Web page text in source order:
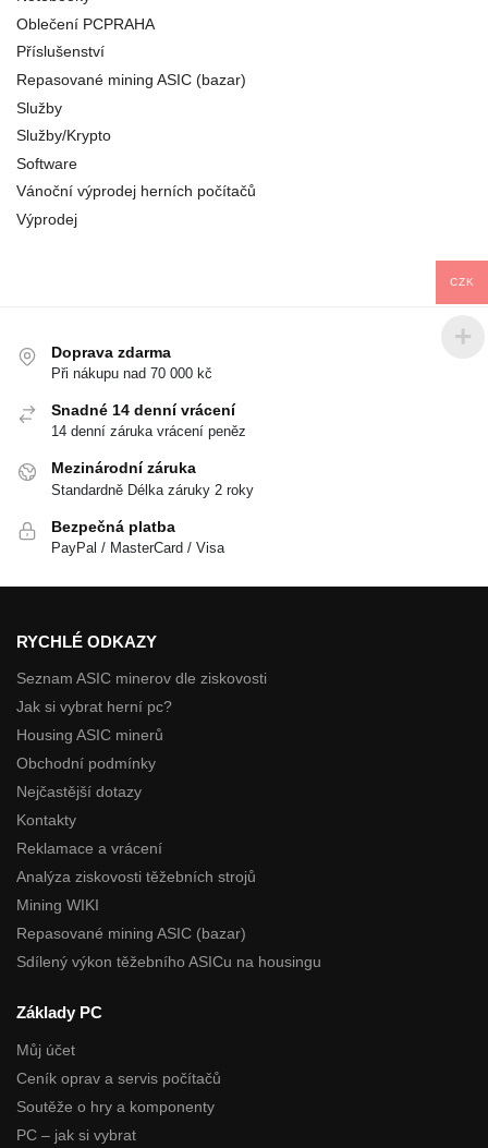
Oblečení PCPRAHA
Příslušenství
Repasované mining ASIC (bazar)
Služby
Služby/Krypto
Software
Vánoční výprodej herních počítačů
Výprodej
Doprava zdarma
Při nákupu nad 70 000 kč
Snadné 14 denní vrácení
14 denní záruka vrácení peněz
Mezinárodní záruka
Standardně Délka záruky 2 roky
Bezpečná platba
PayPal / MasterCard / Visa
RYCHLÉ ODKAZY
Seznam ASIC minerov dle ziskovosti
Jak si vybrat herní pc?
Housing ASIC minerů
Obchodní podmínky
Nejčastější dotazy
Kontakty
Reklamace a vrácení
Analýza ziskovosti těžebních strojů
Mining WIKI
Repasované mining ASIC (bazar)
Sdílený výkon těžebního ASICu na housingu
Základy PC
Můj účet
Ceník oprav a servis počítačů
Soutěže o hry a komponenty
PC – jak si vybrat
CZK